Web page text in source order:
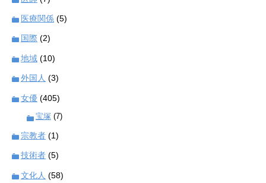
医療関係 (5)
国際 (2)
地域 (10)
外国人 (3)
女優 (405)
宝塚 (7)
宗教者 (1)
技術者 (5)
文化人 (58)